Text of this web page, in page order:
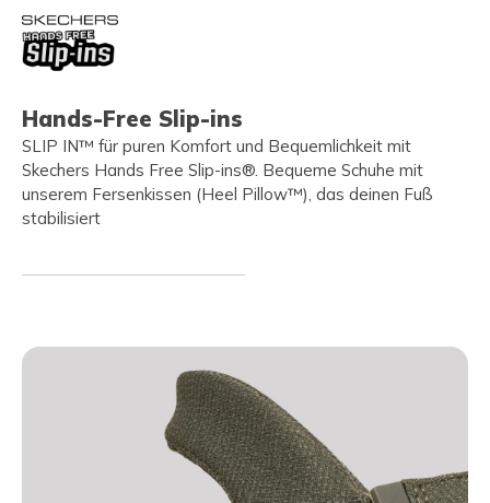
Hands-Free Slip-ins
SLIP IN™ für puren Komfort und Bequemlichkeit mit
Skechers Hands Free Slip-ins®. Bequeme Schuhe mit
unserem Fersenkissen (Heel Pillow™), das deinen Fuß
stabilisiert